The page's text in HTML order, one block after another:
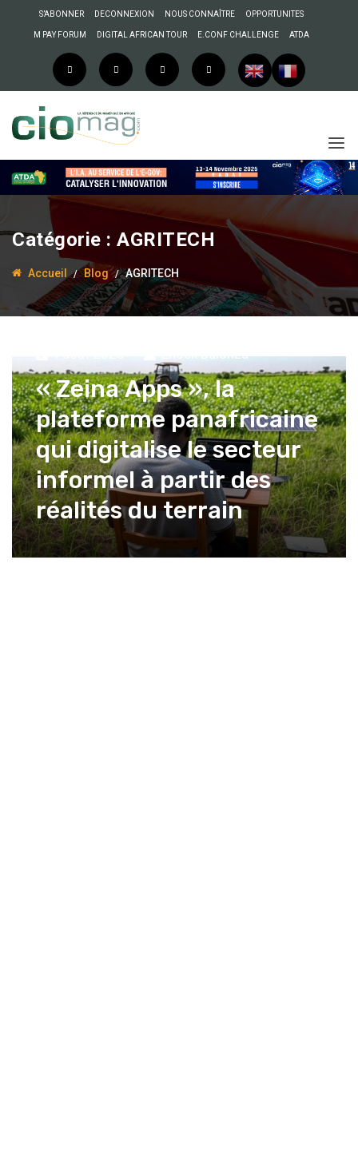
S’ABONNER DECONNEXION NOUS CONNAÎTRE OPPORTUNITES
M PAY FORUM DIGITAL AFRICAN TOUR E.CONF CHALLENGE ATDA
Catégorie : AGRITECH
Accueil Blog AGRITECH
Enock Bulonza
« Zeina Apps », la
plateforme panafricaine
qui digitalise le secteur
informel à partir des
réalités du terrain